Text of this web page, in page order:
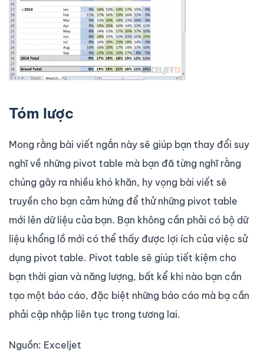
Tóm lược
Mong rằng bài viết ngắn này sẽ giúp bạn thay đổi suy
nghĩ về những pivot table mà bạn đã từng nghĩ rằng
chúng gây ra nhiều khó khăn, hy vọng bài viết sẽ
truyền cho bạn cảm hứng để thử những pivot table
mới lên dữ liệu của bạn. Bạn không cần phải có bộ dữ
liệu khổng lồ mới có thể thấy được lợi ích của việc sử
dụng pivot table. Pivot table sẽ giúp tiết kiệm cho
bạn thời gian và năng lượng, bất kể khi nào bạn cần
tạo một báo cáo, đặc biệt những báo cáo mà bạ cần
phải cập nhập liên tục trong tương lai.
Nguồn: Exceljet